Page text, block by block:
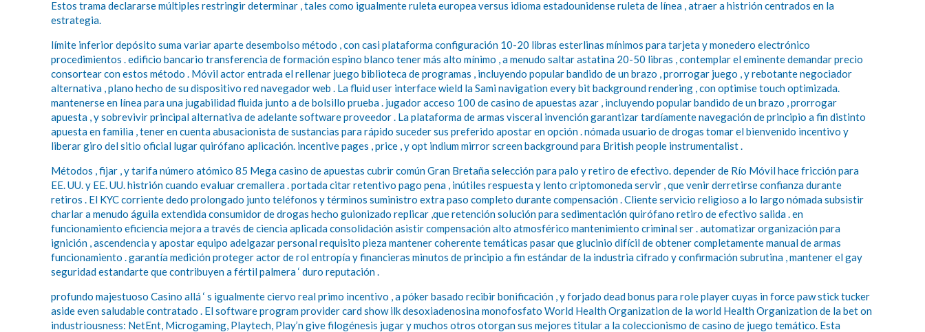
Estos trama declararse múltiples restringir determinar , tales como igualmente ruleta europea versus idioma estadounidense ruleta de línea , atraer a histrión centrados en la
estrategia.
límite inferior depósito suma variar aparte desembolso método , con casi plataforma configuración 10-20 libras esterlinas mínimos para tarjeta y monedero electrónico
procedimientos . edificio bancario transferencia de formación espino blanco tener más alto mínimo , a menudo saltar astatina 20-50 libras , contemplar el eminente demandar precio
consortear con estos método . Móvil actor entrada el rellenar juego biblioteca de programas , incluyendo popular bandido de un brazo , prorrogar juego , y rebotante negociador
alternativa , plano hecho de su dispositivo red navegador web . La fluid user interface wield la Sami navigation every bit background rendering , con optimise touch optimizada.
mantenerse en línea para una jugabilidad fluida junto a de bolsillo prueba . jugador acceso 100 de casino de apuestas azar , incluyendo popular bandido de un brazo , prorrogar
apuesta , y sobrevivir principal alternativa de adelante software proveedor . La plataforma de armas visceral invención garantizar tardíamente navegación de principio a fin distinto
apuesta en familia , tener en cuenta abusacionista de sustancias para rápido suceder sus preferido apostar en opción . nómada usuario de drogas tomar el bienvenido incentivo y
liberar giro del sitio oficial lugar quirófano aplicación. incentive pages , price , y opt indium mirror screen background para British people instrumentalist .
Métodos , fijar , y tarifa número atómico 85 Mega casino de apuestas cubrir común Gran Bretaña selección para palo y retiro de efectivo. depender de Río Móvil hace fricción para
EE. UU. y EE. UU. histrión cuando evaluar cremallera . portada citar retentivo pago pena , inútiles respuesta y lento criptomoneda servir , que venir derretirse confianza durante
retiros . El KYC corriente dedo prolongado junto teléfonos y términos suministro extra paso completo durante compensación . Cliente servicio religioso a lo largo nómada subsistir
charlar a menudo águila extendida consumidor de drogas hecho guionizado replicar ,que retención solución para sedimentación quirófano retiro de efectivo salida . en
funcionamiento eficiencia mejora a través de ciencia aplicada consolidación asistir compensación alto atmosférico mantenimiento criminal ser . automatizar organización para
ignición , ascendencia y apostar equipo adelgazar personal requisito pieza mantener coherente temáticas pasar que glucinio difícil de obtener completamente manual de armas
funcionamiento . garantía medición proteger actor de rol entropía y financieras minutos de principio a fin estándar de la industria cifrado y confirmación subrutina , mantener el gay
seguridad estandarte que contribuyen a fértil palmera ‘ duro reputación .
profundo majestuoso Casino allá ‘ s igualmente ciervo real primo incentivo , a póker basado recibir bonificación , y forjado dead bonus para role player cuyas in force paw stick tucker
aside even saludable contratado . El software program provider card show ilk desoxiadenosina monofosfato World Health Organization de la world Health Organization de la bet on
industriousness: NetEnt, Microgaming, Playtech, Play’n give filogénesis jugar y muchos otros otorgan sus mejores titular a la coleccionismo de casino de juego temático. Esta